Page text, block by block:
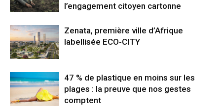
l’engagement citoyen cartonne
Zenata, première ville d’Afrique
labellisée ECO-CITY
47 % de plastique en moins sur les
plages : la preuve que nos gestes
comptent